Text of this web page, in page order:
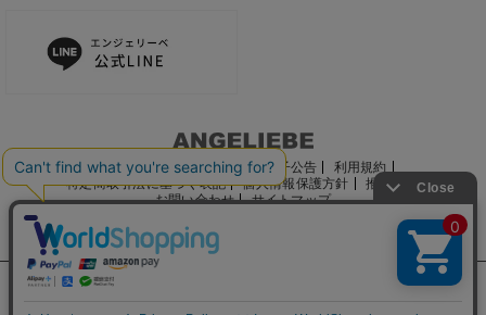
ご利用ガイド 会社概要 電子公告
利用規約
特定商取引法に基づく表記
個人情報保護方針
推奨環境
お問い合わせ
サイトマップ
サイト内の文章、画像などの著作物はマルコ株式会社に属します。